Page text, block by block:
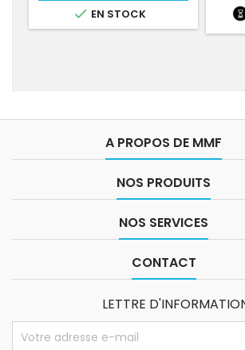
 EN STOCK
A PROPOS DE MMF
NOS PRODUITS
NOS SERVICES
CONTACT
LETTRE